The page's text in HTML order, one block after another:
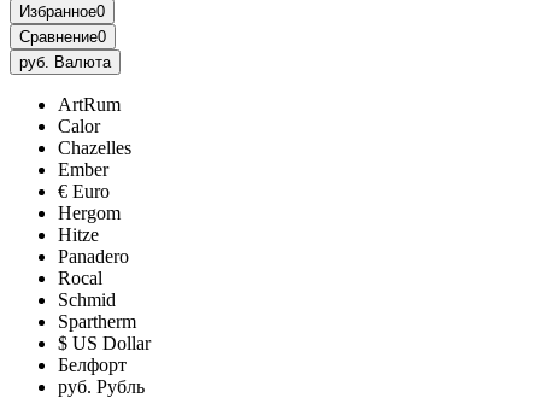
Избранное0
Сравнение0
руб. Валюта
ArtRum
Calor
Chazelles
Ember
€ Euro
Hergom
Hitze
Panadero
Rocal
Schmid
Spartherm
$ US Dollar
Белфорт
руб. Рубль